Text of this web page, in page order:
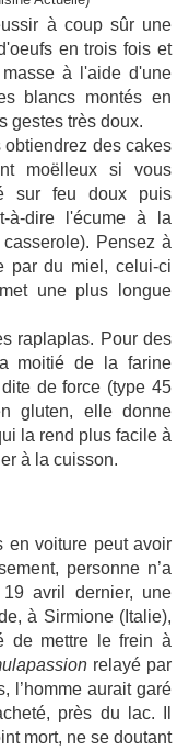
à coup sûr une
en trois fois et
à l'aide d'une
blancs montés en
gestes très doux.
des cakes
moëlleux si vous
sur feu doux puis
à-dire l'écume à la
Pensez à
par du miel, celui-ci
une plus longue
raplaplas. Pour des
moitié de la farine
de force (type 45
gluten, elle donne
la rend plus facile à
à la cuisson.
en voiture peut avoir
personne n’a
avril dernier, une
à Sirmione (Italie),
de mettre le frein à
relayé par
l’homme aurait garé
près du lac. Il
mort, ne se doutant